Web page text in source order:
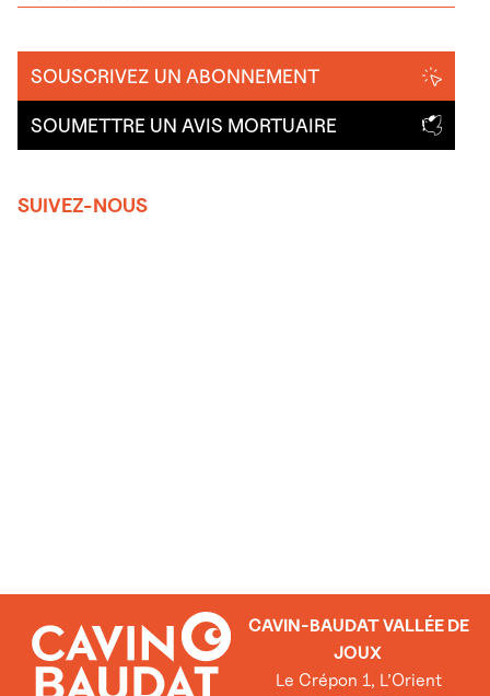
SOUSCRIVEZ UN ABONNEMENT
SOUMETTRE UN AVIS MORTUAIRE
SUIVEZ-NOUS
CAVIN-BAUDAT VALLÉE DE
JOUX
Le Crépon 1, L’Orient